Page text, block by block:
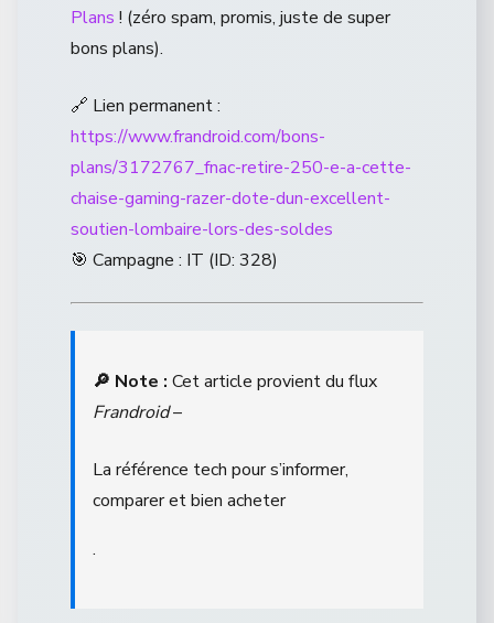
Plans ! (zéro spam, promis, juste de super
bons plans).
🔗 Lien permanent :
https://www.frandroid.com/bons-
plans/3172767_fnac-retire-250-e-a-cette-
chaise-gaming-razer-dote-dun-excellent-
soutien-lombaire-lors-des-soldes
🎯 Campagne : IT (ID: 328)
🔎 Note : Cet article provient du flux
Frandroid–
La référence tech pour s’informer,
comparer et bien acheter
.